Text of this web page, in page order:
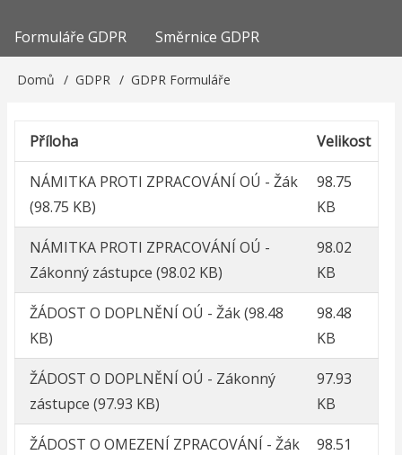
GDPR
Formuláře GDPR Směrnice GDPR
Drobečková
Domů GDPR GDPR Formuláře
Příloha Velikost
NÁMITKA PROTI ZPRACOVÁNÍ OÚ - Žák
(98.75 KB)
98.75
KB
NÁMITKA PROTI ZPRACOVÁNÍ OÚ -
Zákonný zástupce (98.02 KB)
98.02
KB
ŽÁDOST O DOPLNĚNÍ OÚ - Žák(98.48
KB)
98.48
KB
ŽÁDOST O DOPLNĚNÍ OÚ - Zákonný
zástupce (97.93 KB)
97.93
KB
ŽÁDOST O OMEZENÍ ZPRACOVÁNÍ - Žák
98.51